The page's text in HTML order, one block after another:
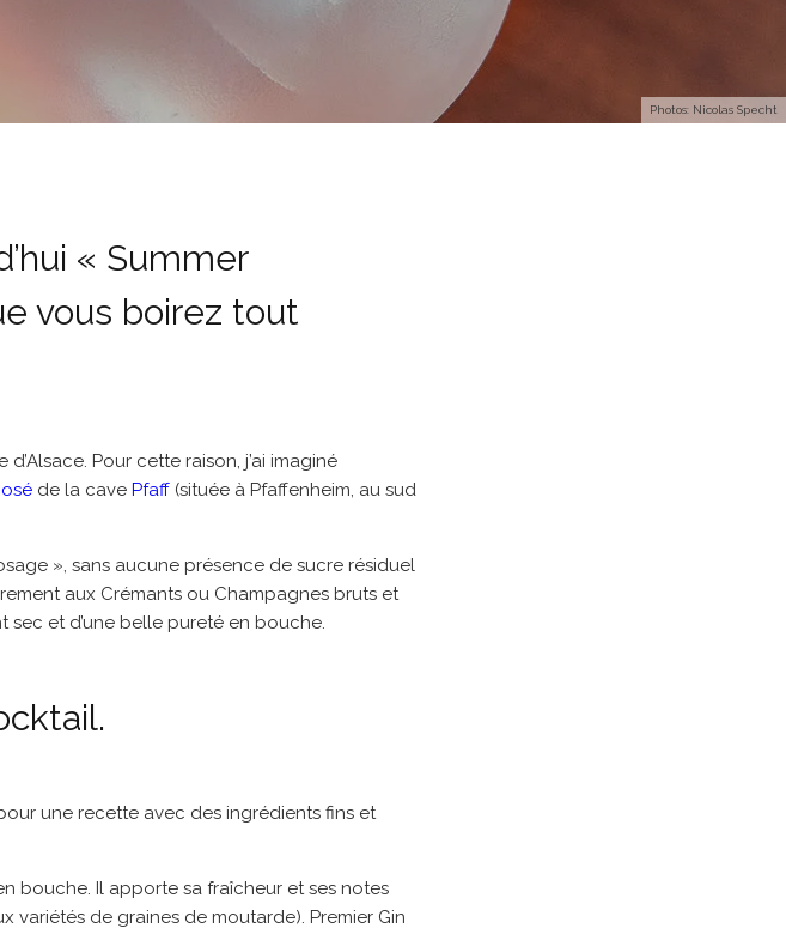
Photos: Nicolas Specht
« Summer
vous boirez tout
Pour cette raison, j’ai imaginé
de la cave Pfaff (située à Pfaffenheim, au sud
», sans aucune présence de sucre résiduel
aux Crémants ou Champagnes bruts et
sec et d’une belle pureté en bouche.
une recette avec des ingrédients fins et
bouche. Il apporte sa fraîcheur et ses notes
variétés de graines de moutarde). Premier Gin